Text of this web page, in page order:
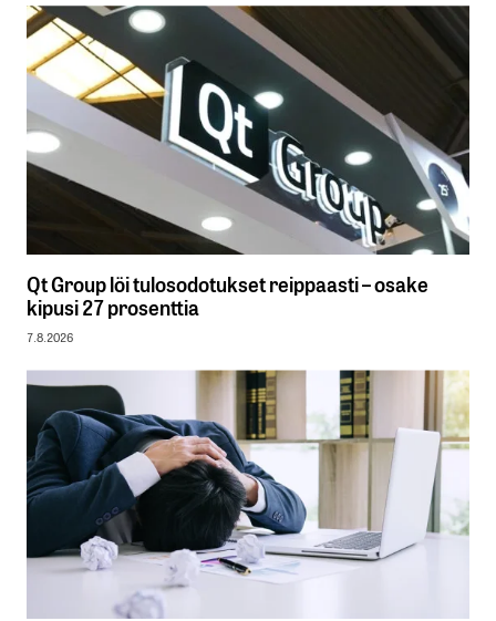
Qt Group löi tulosodotukset reippaasti – osake
kipusi 27 prosenttia
7.8.2026